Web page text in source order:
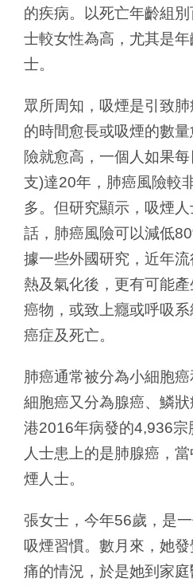
的疾病。以死亡年齡組
士較女性為高，尤其是
士。
眾所周知，吸煙是引致
的時間愈長或吸煙的數
險就愈高，一個人如果
支)達20年，肺癌風險較
多。但研究顯示，吸煙
話，肺癌風險可以減低
據一些外國研究，近年
熱及氣化後，更有可能
癌物，或致上癮或呼吸
癌症及死亡。
肺癌通常被分為小細胞
細胞癌又分為腺癌、鱗
港2016年病發的4,936
人士患上的是肺腺癌，
煙人士。
張女士，今年56歲，是
吸煙習慣。數月來，她
痛的情況，於是她到家